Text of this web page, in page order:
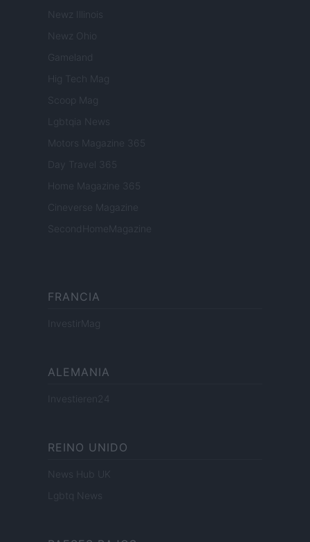
Newz Illinois
Newz Ohio
Gameland
Hig Tech Mag
Scoop Mag
Lgbtqia News
Motors Magazine 365
Day Travel 365
Home Magazine 365
Cineverse Magazine
SecondHomeMagazine
FRANCIA
InvestirMag
ALEMANIA
Investieren24
REINO UNIDO
News Hub UK
Lgbtq News